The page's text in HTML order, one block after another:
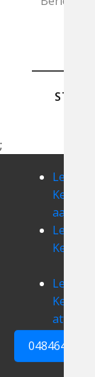
0484648161
;
Kelder
Kelder
Kelder